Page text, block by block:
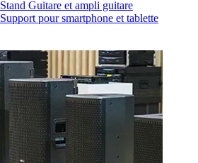
Stand Guitare et ampli guitare
Support pour smartphone et tablette